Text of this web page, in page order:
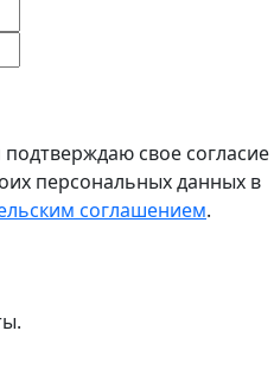
свое согласие
персональных данных в
соглашением.